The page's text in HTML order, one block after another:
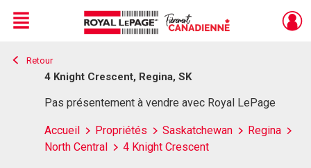
Live
En Direct
Menu
Retour
4 Knight Crescent, Regina, SK
Pas présentement à vendre avec Royal LePage
Accueil Propriétés Saskatchewan
Regina
North Central
4 Knight Crescent